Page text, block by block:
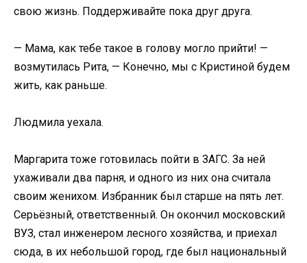
свою жизнь. Поддерживайте пока друг друга.
— Мама, как тебе такое в голову могло прийти! —
возмутилась Рита, — Конечно, мы с Кристиной будем
жить, как раньше.
Людмила уехала.
Маргарита тоже готовилась пойти в ЗАГС. За ней
ухаживали два парня, и одного из них она считала
своим женихом. Избранник был старше на пять лет.
Серьёзный, ответственный. Он окончил московский
ВУЗ, стал инженером лесного хозяйства, и приехал
сюда, в их небольшой город, где был национальный